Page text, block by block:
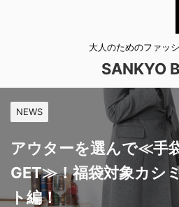
大人のためのファッ
SANKYO
NEWS
アウターを選んで≪手
GET≫！福袋対象カシ
ト編！